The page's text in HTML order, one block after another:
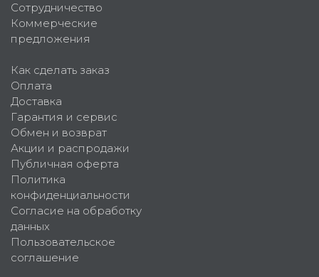
Сотрудничество
Коммерческие
предложения
Как сделать заказ
Оплата
Доставка
Гарантия и сервис
Обмен и возврат
Акции и распродажи
Публичная оферта
Политика
конфиденциальности
Согласие на обработку
данных
Пользовательское
соглашение